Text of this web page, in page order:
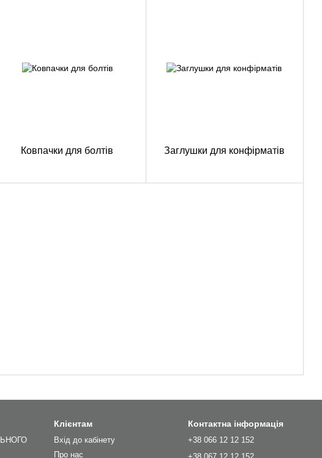
Ковпачки для болтів Заглушки для конфірматів
Клієнтам
Вхід до кабінету
Про нас
Контактна інформація
+38 066 12 12 152